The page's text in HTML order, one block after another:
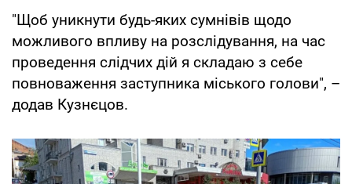
"Щоб уникнути будь-яких сумнівів щодо
можливого впливу на розслідування, на час
проведення слідчих дій я складаю з себе
повноваження заступника міського голови", –
додав Кузнєцов.